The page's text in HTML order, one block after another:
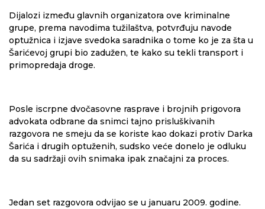
Dijalozi između glavnih organizatora ove kriminalne
grupe, prema navodima tužilaštva, potvrđuju navode
optužnica i izjave svedoka saradnika o tome ko je za šta u
Šarićevoj grupi bio zadužen, te kako su tekli transport i
primopredaja droge.
Posle iscrpne dvočasovne rasprave i brojnih prigovora
advokata odbrane da snimci tajno prisluškivanih
razgovora ne smeju da se koriste kao dokazi protiv Darka
Šarića i drugih optuženih, sudsko veće donelo je odluku
da su sadržaji ovih snimaka ipak značajni za proces.
Jedan set razgovora odvijao se u januaru 2009. godine.